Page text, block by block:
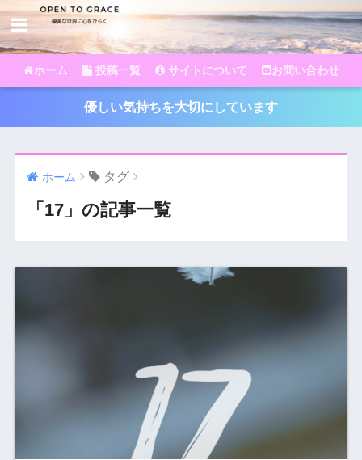
ホーム 投稿一覧 サイトについて お問い合わせ
優しい気持ちを大切にしています
ホーム タグ
「17」の記事一覧